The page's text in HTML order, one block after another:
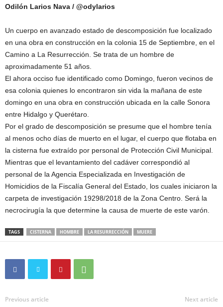
Odilón Larios Nava / @odylarios
Un cuerpo en avanzado estado de descomposición fue localizado
en una obra en construcción en la colonia 15 de Septiembre, en el
Camino a La Resurrección. Se trata de un hombre de
aproximadamente 51 años.
El ahora occiso fue identificado como Domingo, fueron vecinos de
esa colonia quienes lo encontraron sin vida la mañana de este
domingo en una obra en construcción ubicada en la calle Sonora
entre Hidalgo y Querétaro.
Por el grado de descomposición se presume que el hombre tenía
al menos ocho días de muerto en el lugar, el cuerpo que flotaba en
la cisterna fue extraído por personal de Protección Civil Municipal.
Mientras que el levantamiento del cadáver correspondió al
personal de la Agencia Especializada en Investigación de
Homicidios de la Fiscalía General del Estado, los cuales iniciaron la
carpeta de investigación 19298/2018 de la Zona Centro. Será la
necrocirugía la que determine la causa de muerte de este varón.
TAGS CISTERNA HOMBRE LA RESURRECCIÓN MUERE
Previous article Next article